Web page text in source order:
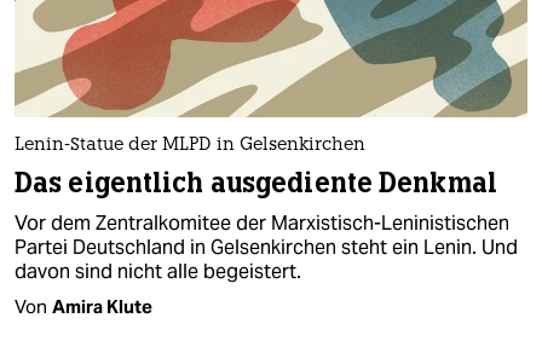
nord
wahrheit
verlag
verlag
veranstaltungen
shop
Lenin-Statue der MLPD in Gelsenkirchen
Das eigentlich ausgediente Denkmal
Vor dem Zentralkomitee der Marxistisch-Leninistischen
Partei Deutschland in Gelsenkirchen steht ein Lenin. Und
davon sind nicht alle begeistert.
Von Amira Klute